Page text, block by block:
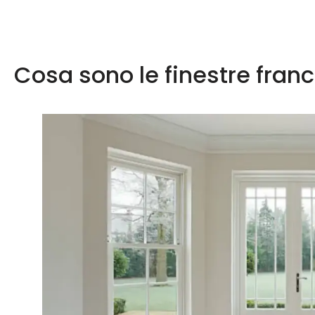
Cosa sono le finestre